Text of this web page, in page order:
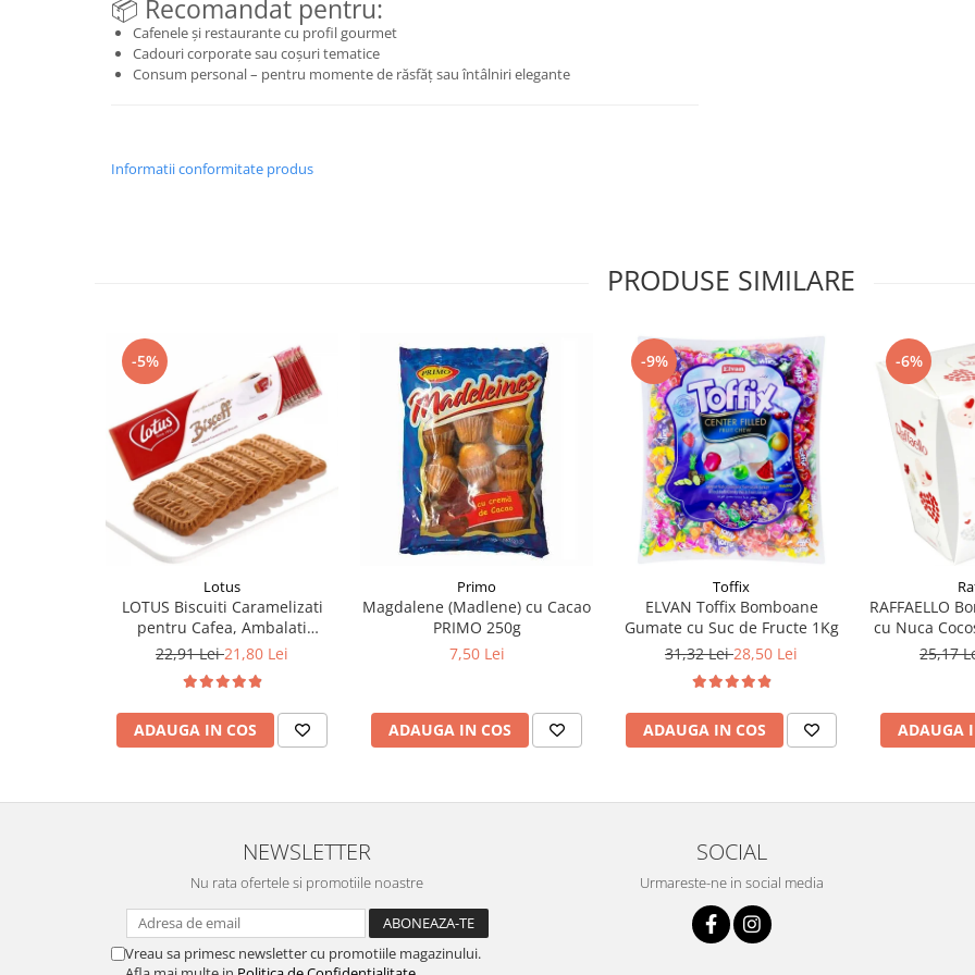
📦 Recomandat pentru:
Cafenele și restaurante cu profil gourmet
Cadouri corporate sau coșuri tematice
Consum personal – pentru momente de răsfăț sau întâlniri elegante
Informatii conformitate produs
PRODUSE SIMILARE
-5%
Lotus
LOTUS Biscuiti Caramelizati
pentru Cafea, Ambalati
Individual 50buc 312.5g
22,91 Lei21,80 Lei
ADAUGA IN COS
Primo
Magdalene (Madlene) cu Cacao
PRIMO 250g
7,50 Lei
ADAUGA IN COS
-9%
Toffix
ELVAN Toffix Bomboane
Gumate cu Suc de Fructe 1Kg
31,32 Lei28,50 Lei
ADAUGA IN COS
-6%
RAFFAELLO
cu Nuca
25,17
ADAUGA
NEWSLETTER
Nu rata ofertele si promotiile noastre
Vreau sa primesc newsletter cu promotiile magazinului.
SOCIAL
Urmareste-ne in social media